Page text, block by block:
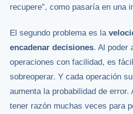
recupere”, como pasaría en una
El segundo problema es la
encadenar decisiones. Al poder
operaciones con facilidad, es
sobreoperar. Y cada operación
aumenta la probabilidad de error.
tener razón muchas veces para